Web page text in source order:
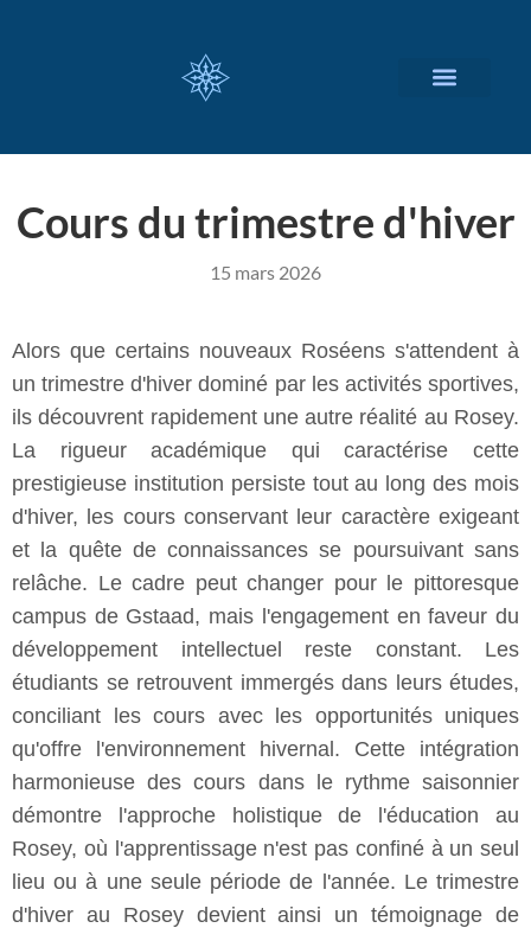
Cours du trimestre d'hiver
15 mars 2026
Alors que certains nouveaux Roséens s'attendent à
un trimestre d'hiver dominé par les activités sportives,
ils découvrent rapidement une autre réalité au Rosey.
La rigueur académique qui caractérise cette
prestigieuse institution persiste tout au long des mois
d'hiver, les cours conservant leur caractère exigeant
et la quête de connaissances se poursuivant sans
relâche. Le cadre peut changer pour le pittoresque
campus de Gstaad, mais l'engagement en faveur du
développement intellectuel reste constant. Les
étudiants se retrouvent immergés dans leurs études,
conciliant les cours avec les opportunités uniques
qu'offre l'environnement hivernal. Cette intégration
harmonieuse des cours dans le rythme saisonnier
démontre l'approche holistique de l'éducation au
Rosey, où l'apprentissage n'est pas confiné à un seul
lieu ou à une seule période de l'année. Le trimestre
d'hiver au Rosey devient ainsi un témoignage de